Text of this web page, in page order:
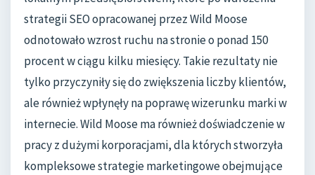
strategii SEO opracowanej przez Wild Moose
odnotowało wzrost ruchu na stronie o ponad 150
procent w ciągu kilku miesięcy. Takie rezultaty nie
tylko przyczyniły się do zwiększenia liczby klientów,
ale również wpłynęły na poprawę wizerunku marki w
internecie. Wild Moose ma również doświadczenie w
pracy z dużymi korporacjami, dla których stworzyła
kompleksowe strategie marketingowe obejmujące